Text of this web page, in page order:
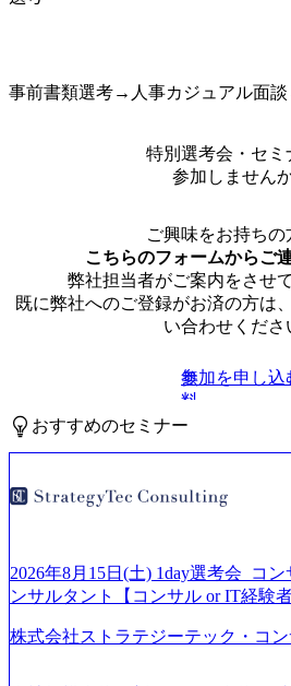
事前書類選考→人事カジュアル面
特別選考会・セミ
参加しません
ご興味をお持ちの
こちらのフォームからご
弊社担当者がご案内をさせ
既に弊社へのご登録がお済の方は
い合わせくださ
無
料
参加を申し込
おすすめのセミナー
2026年8月15日(土) 1day選考会_コ
ンサルタント【コンサル or IT経験者
株式会社ストラテジーテック・コ